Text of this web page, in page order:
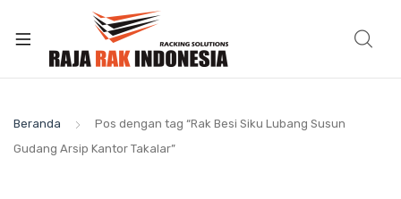
Beranda
Pos dengan tag “Rak Besi Siku Lubang Susun
Gudang Arsip Kantor Takalar”